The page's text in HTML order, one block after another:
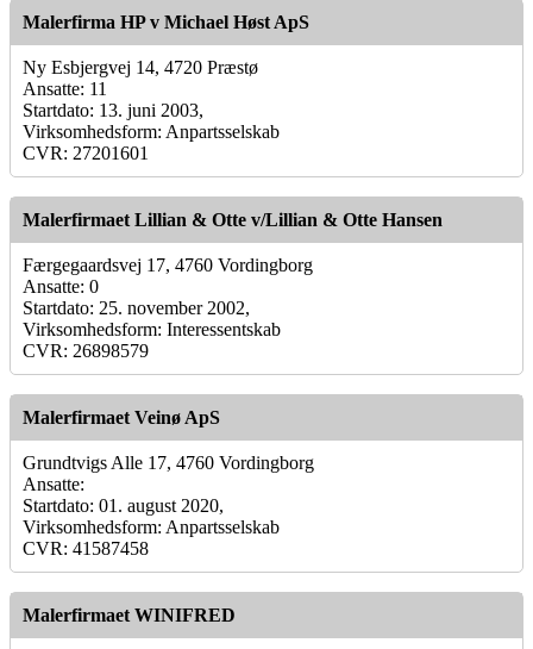
Malerfirma HP v Michael Høst ApS
Ny Esbjergvej 14, 4720 Præstø
Ansatte: 11
Startdato: 13. juni 2003,
Virksomhedsform: Anpartsselskab
CVR: 27201601
Malerfirmaet Lillian & Otte v/Lillian & Otte Hansen
Færgegaardsvej 17, 4760 Vordingborg
Ansatte: 0
Startdato: 25. november 2002,
Virksomhedsform: Interessentskab
CVR: 26898579
Malerfirmaet Veinø ApS
Grundtvigs Alle 17, 4760 Vordingborg
Ansatte:
Startdato: 01. august 2020,
Virksomhedsform: Anpartsselskab
CVR: 41587458
Malerfirmaet WINIFRED